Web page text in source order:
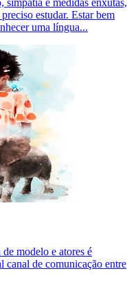
estudar. Estar bem
uma língua...
modelo e atores é
canal de comunicação entre